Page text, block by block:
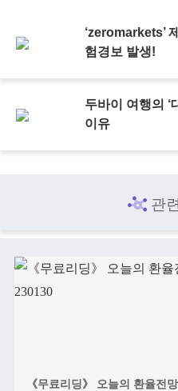
‘zeromarkets’
험경보 발생!
두바이 여행의 ‘
이유
관
《무료리딩》 오늘의 환율전망